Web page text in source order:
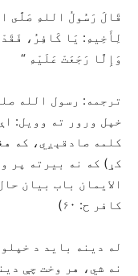
قَالَ رَسُولُ اللهِ صَلَّى
لِأَخِيهِ: يَا كَافِرُ،
وَإِلَّا رَجَعَتْ عَلَيْهِ “
ترجمه: رسول الله
خپل ورور ته وویل:
کلمه صادقېږي، که
کړ) که نه بیرته پر
الایمان باب بیان
کافر ح: ۶۰)
له دینه باید د
نه شي، هر وخت چې